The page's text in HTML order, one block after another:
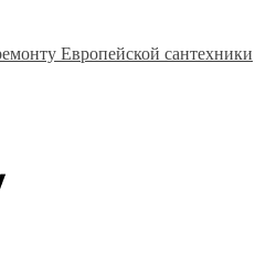
Европейской сантехники